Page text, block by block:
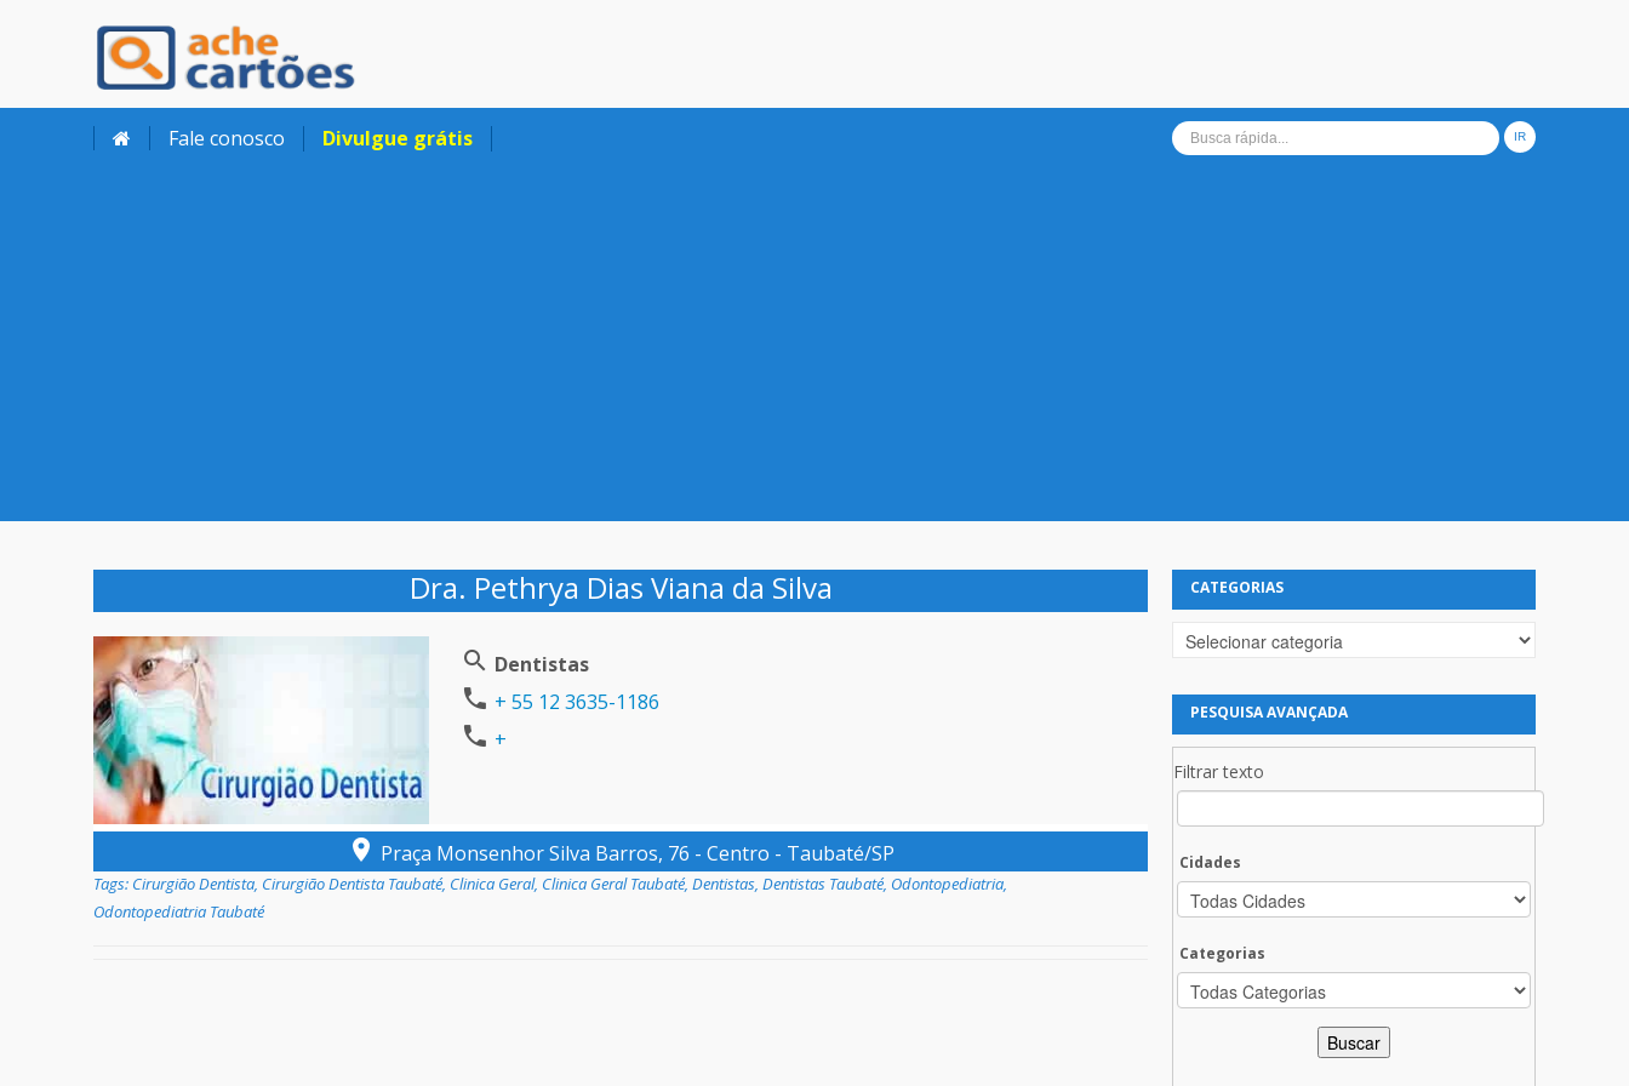
Ache Cartões
Fale conosco Divulgue grátis
Dra. Pethrya Dias Viana da Silva
Dentistas
+ 55 12 3635-1186
+
Praça Monsenhor Silva Barros, 76 - Centro - Taubaté/SP
Tags: Cirurgião Dentista, Cirurgião Dentista Taubaté, Clinica Geral, Clinica Geral Taubaté, Dentistas, Dentistas Taubaté, Odontopediatria,
Odontopediatria Taubaté
CATEGORIAS
Categorias
PESQUISA AVANÇADA
Filtrar texto
Cidades
Categorias